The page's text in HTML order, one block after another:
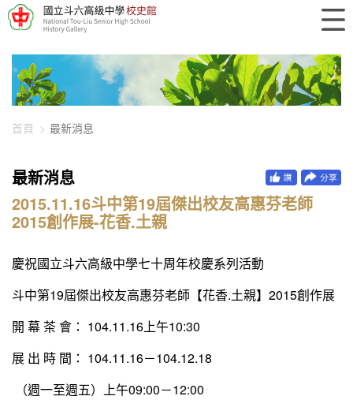
448-1567
首頁 最新消息
最新消息
2015.11.16斗中第19屆傑出校友高惠芬老師
2015創作展-花香.土親
慶祝國立斗六高級中學七十周年校慶系列活動
斗中第19屆傑出校友高惠芬老師【花香.土親】2015創作展
開 幕 茶 會： 104.11.16上午10:30
展 出 時 間： 104.11.16－104.12.18
（週一至週五）上午09:00－12:00